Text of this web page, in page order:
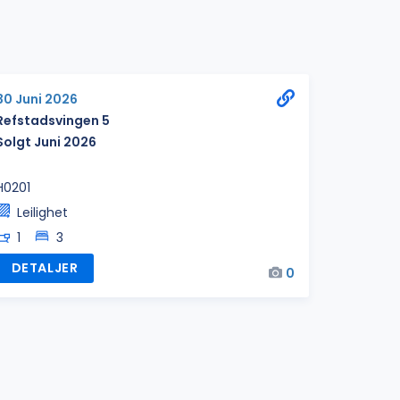
Juni 2026
5
Juni 2026
Leilighet
1
3
DETALJER
0